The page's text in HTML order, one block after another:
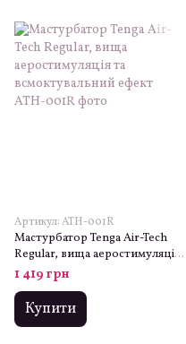
Артикул: ATH-001R
Мастурбатор Tenga Air-Tech
Regular, вища аеростимуляція
та всмоктувальний ефект
1 419 грн
Купити